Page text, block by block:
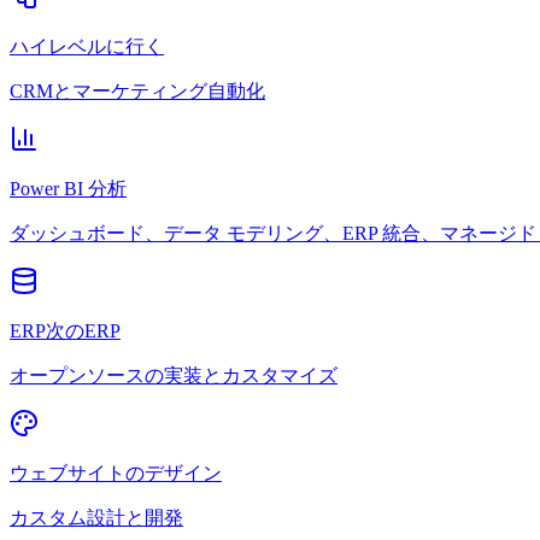
ハイレベルに行く
CRMとマーケティング自動化
Power BI 分析
ダッシュボード、データ モデリング、ERP 統合、マネージド
ERP次のERP
オープンソースの実装とカスタマイズ
ウェブサイトのデザイン
カスタム設計と開発